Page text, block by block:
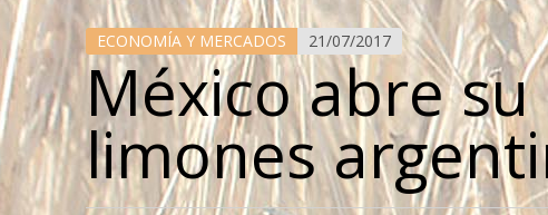
ECONOMÍA Y MERCADOS 21/07/2017
México abre
limones